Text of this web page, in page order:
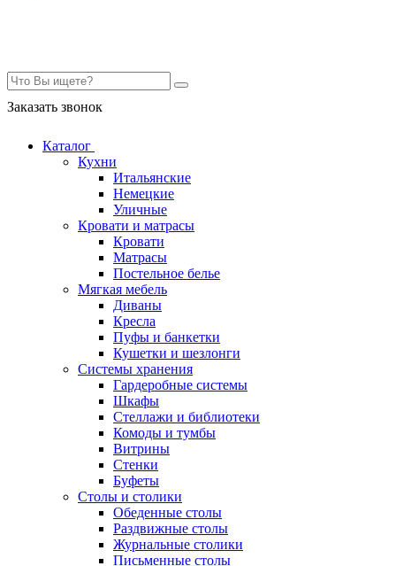
Заказать звонок
Каталог
Кухни
Итальянские
Немецкие
Уличные
Кровати и матрасы
Кровати
Матрасы
Постельное белье
Мягкая мебель
Диваны
Кресла
Пуфы и банкетки
Кушетки и шезлонги
Системы хранения
Гардеробные системы
Шкафы
Стеллажи и библиотеки
Комоды и тумбы
Витрины
Стенки
Буфеты
Столы и столики
Обеденные столы
Раздвижные столы
Журнальные столики
Письменные столы